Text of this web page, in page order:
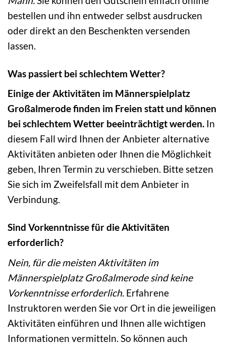
bestellen und ihn entweder selbst ausdrucken
oder direkt an den Beschenkten versenden
lassen.
Was passiert bei schlechtem Wetter?
Einige der Aktivitäten im Männerspielplatz
Großalmerode finden im Freien statt und können
bei schlechtem Wetter beeinträchtigt werden. In
diesem Fall wird Ihnen der Anbieter alternative
Aktivitäten anbieten oder Ihnen die Möglichkeit
geben, Ihren Termin zu verschieben. Bitte setzen
Sie sich im Zweifelsfall mit dem Anbieter in
Verbindung.
Sind Vorkenntnisse für die Aktivitäten
erforderlich?
Nein, für die meisten Aktivitäten im
Männerspielplatz Großalmerode sind keine
Vorkenntnisse erforderlich. Erfahrene
Instruktoren werden Sie vor Ort in die jeweiligen
Aktivitäten einführen und Ihnen alle wichtigen
Informationen vermitteln. So können auch